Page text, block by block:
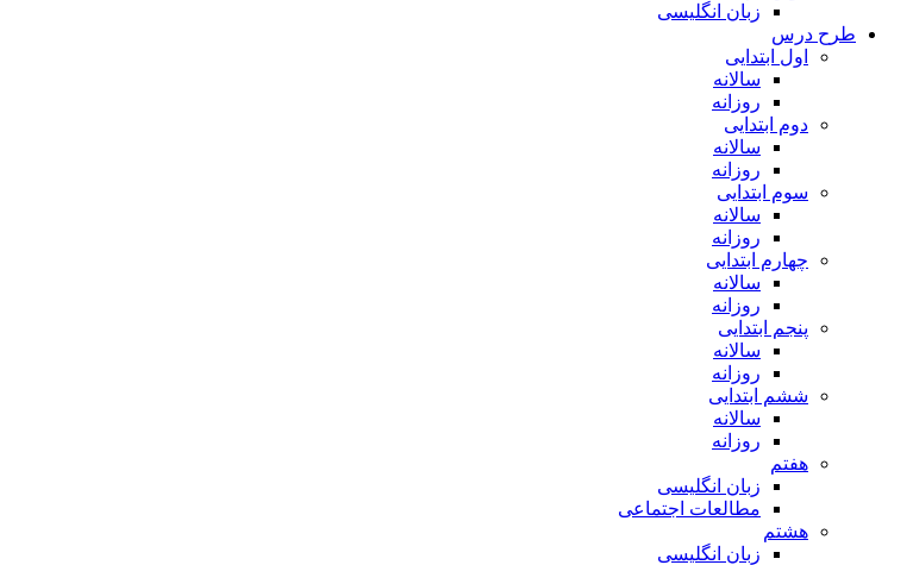
زبان انگلیسی
طرح درس
اول ابتدایی
سالانه
روزانه
دوم ابتدایی
سالانه
روزانه
سوم ابتدایی
سالانه
روزانه
چهارم ابتدایی
سالانه
روزانه
پنجم ابتدایی
سالانه
روزانه
ششم ابتدایی
سالانه
روزانه
هفتم
زبان انگلیسی
مطالعات اجتماعی
هشتم
زبان انگلیسی